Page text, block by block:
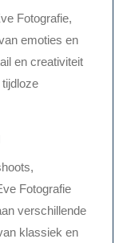
Fotografie,
emoties en
en creativiteit
Fotografie
verschillende
klassiek en